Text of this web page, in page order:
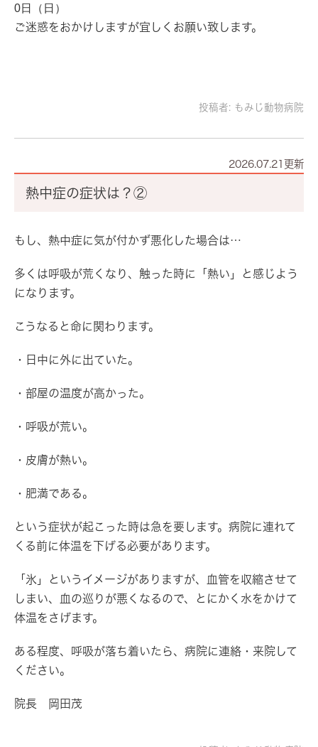
0日（日）
ご迷惑をおかけしますが宜しくお願い致します。
投稿者: もみじ動物病院
2026.07.21更新
熱中症の症状は？②
もし、熱中症に気が付かず悪化した場合は…
多くは呼吸が荒くなり、触った時に「熱い」と感じよう
になります。
こうなると命に関わります。
・日中に外に出ていた。
・部屋の温度が高かった。
・呼吸が荒い。
・皮膚が熱い。
・肥満である。
という症状が起こった時は急を要します。病院に連れて
くる前に体温を下げる必要があります。
「氷」というイメージがありますが、血管を収縮させて
しまい、血の巡りが悪くなるので、とにかく水をかけて
体温をさげます。
ある程度、呼吸が落ち着いたら、病院に連絡・来院して
ください。
院長 岡田茂